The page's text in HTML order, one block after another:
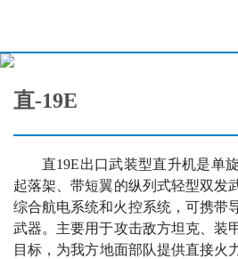
直-19E
直19E出口武装型直升机是单旋
起落架、带短翼的纵列式轻型双发
综合航电系统和火控系统，可携带导
武器。主要用于攻击敌方坦克、
目标，为我方地面部队提供直接火